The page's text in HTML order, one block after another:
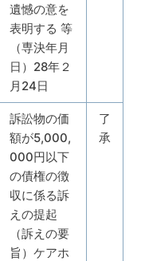
遺憾の意を
表明する 等
（専決年月
日）28年２
月24日
訴訟物の価
額が5,000,
000円以下
の債権の徴
収に係る訴
えの提起
（訴えの要
旨）ケアホ
了
承